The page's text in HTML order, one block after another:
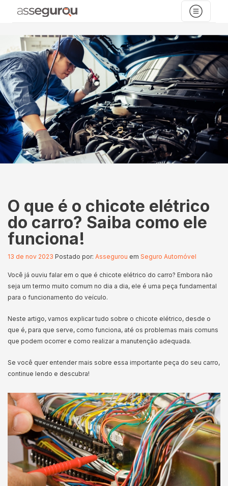
O que é o chicote elétrico
do carro? Saiba como ele
funciona!
13 de nov 2023 Postado por: Assegurou em Seguro Automóvel
Você já ouviu falar em o que é chicote elétrico do carro? Embora não
seja um termo muito comum no dia a dia, ele é uma peça fundamental
para o funcionamento do veículo.
Neste artigo, vamos explicar tudo sobre o chicote elétrico, desde o
que é, para que serve, como funciona, até os problemas mais comuns
que podem ocorrer e como realizar a manutenção adequada.
Se você quer entender mais sobre essa importante peça do seu carro,
continue lendo e descubra!